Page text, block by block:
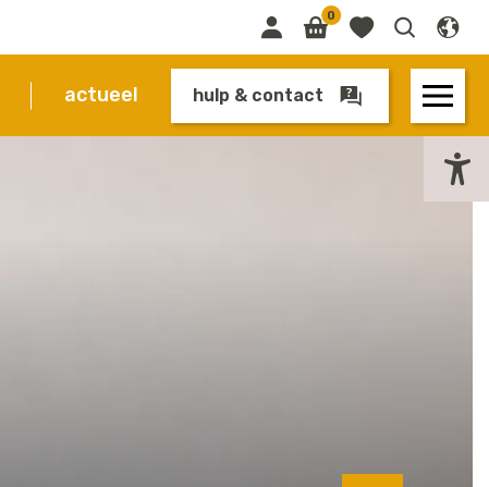
0
actueel hulp & contact